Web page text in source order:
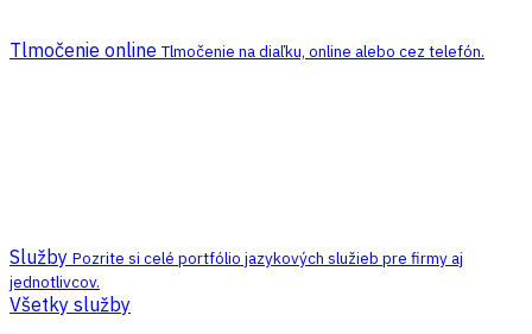
Tlmočenie online Tlmočenie na diaľku, online alebo cez telefón.
Služby Pozrite si celé portfólio jazykových služieb pre firmy aj
jednotlivcov.
Všetky služby